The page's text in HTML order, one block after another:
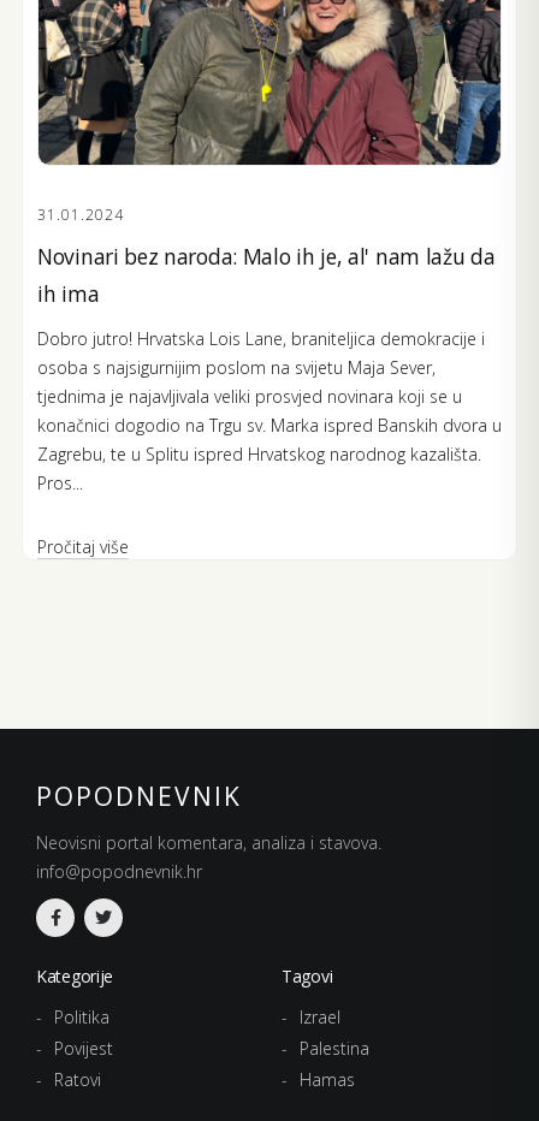
31.01.2024
Novinari bez naroda: Malo ih je, al' nam lažu da
ih ima
Dobro jutro! Hrvatska Lois Lane, braniteljica demokracije i
osoba s najsigurnijim poslom na svijetu Maja Sever,
tjednima je najavljivala veliki prosvjed novinara koji se u
konačnici dogodio na Trgu sv. Marka ispred Banskih dvora u
Zagrebu, te u Splitu ispred Hrvatskog narodnog kazališta.
Pros...
Pročitaj više
POPODNEVNIK
Neovisni portal komentara, analiza i stavova.
info@popodnevnik.hr
Kategorije
Politika
Povijest
Ratovi
Tagovi
Izrael
Palestina
Hamas